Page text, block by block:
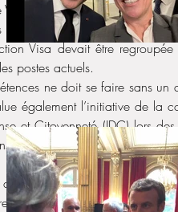
Wagner, consule
du rapport
Visa devait être
postes actuels.
ne doit se faire sans
également l’initiative de la
et Citoyenneté (JDC) lors
et citoyenneté : https://
disponibilité de Mme la
certains agents en